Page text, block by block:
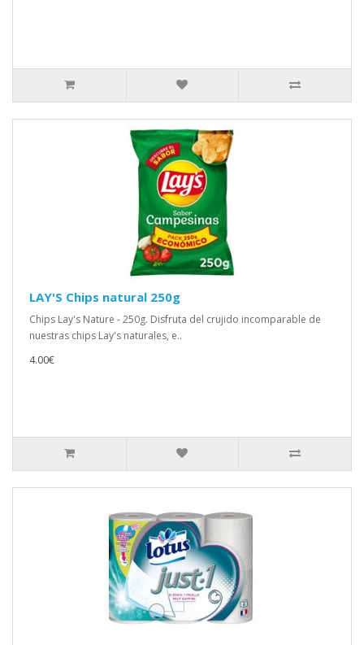
LAY'S Chips natural 250g
Chips Lay's Nature - 250g. Disfruta del crujido incomparable de
nuestras chips Lay's naturales, e..
4.00€